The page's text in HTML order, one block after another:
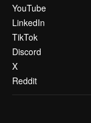
YouTube
LinkedIn
TikTok
Discord
X
Reddit